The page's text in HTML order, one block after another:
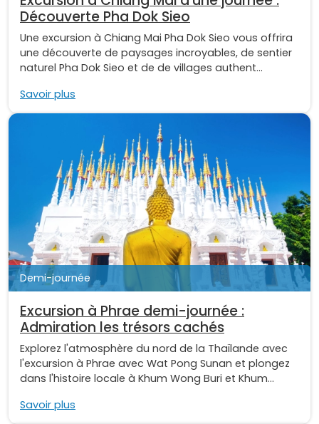
Découverte Pha Dok Sieo
Une excursion à Chiang Mai Pha Dok Sieo vous offrira
une découverte de paysages incroyables, de sentier
naturel Pha Dok Sieo et de de villages authent...
Savoir plus
Demi-journée
Excursion à Phrae demi-journée :
Admiration les trésors cachés
Explorez l'atmosphère du nord de la Thaïlande avec
l'excursion à Phrae avec Wat Pong Sunan et plongez
dans l'histoire locale à Khum Wong Buri et Khum...
Savoir plus